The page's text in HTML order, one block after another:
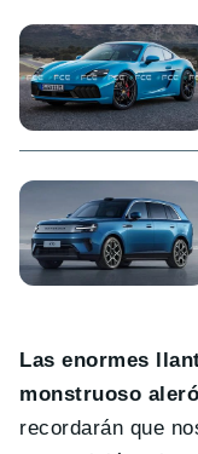
Las enormes
monstruoso
recordarán que